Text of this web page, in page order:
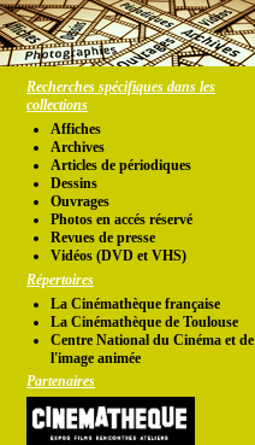
Recherches spécifiques dans les
collections
Affiches
Archives
Articles de périodiques
Dessins
Ouvrages
Photos en accés réservé
Revues de presse
Vidéos (DVD et VHS)
Répertoires
La Cinémathèque française
La Cinémathèque de Toulouse
Centre National du Cinéma et de
l'image animée
Partenaires